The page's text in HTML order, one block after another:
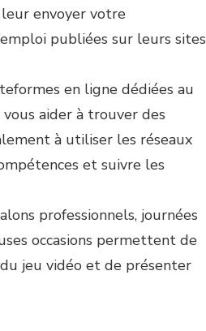
leur envoyer votre
publiées sur leurs sites
en ligne dédiées au
aider à trouver des
à utiliser les réseaux
et suivre les
professionnels, journées
occasions permettent de
jeu vidéo et de présenter